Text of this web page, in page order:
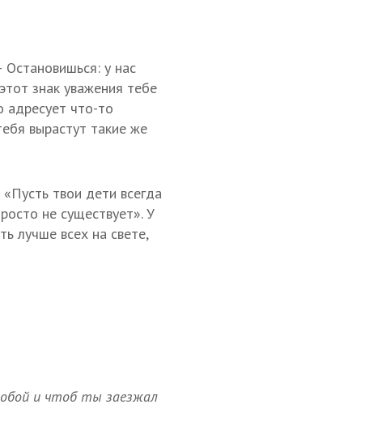
у нас
знак уважения тебе
адресует что-то
вырастут такие же
твои дети всегда
не существует». У
лучше всех на свете,
и чтоб ты заезжал